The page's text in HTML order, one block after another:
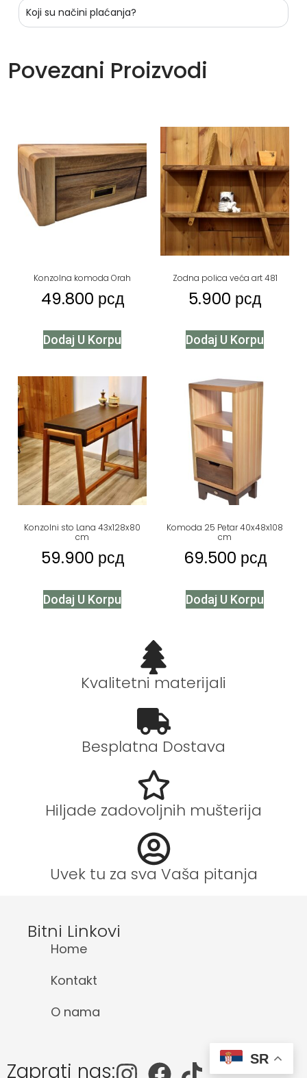
Koji su načini plaćanja?
Povezani Proizvodi
Konzolna komoda Orah
49.800 рсд
Dodaj U Korpu
Zodna polica veća art 481
5.900 рсд
Dodaj U Korpu
Konzolni sto Lana 43x128x80
cm
59.900 рсд
Dodaj U Korpu
Komoda 25 Petar 40x48x108
cm
69.500 рсд
Dodaj U Korpu
Kvalitetni materijali
Besplatna Dostava
Hiljade zadovoljnih mušterija
Uvek tu za sva Vaša pitanja
Bitni Linkovi
Home
Kontakt
O nama
Zaprati nas: SR